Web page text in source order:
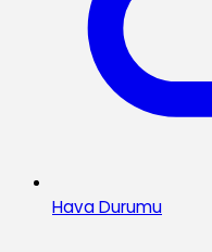
Hava Durumu